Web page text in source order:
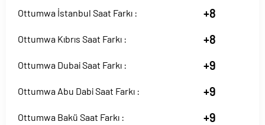
Ottumwa İstanbul Saat Farkı : +8
Ottumwa Kıbrıs Saat Farkı : +8
Ottumwa Dubai Saat Farkı : +9
Ottumwa Abu Dabi Saat Farkı : +9
Ottumwa Bakü Saat Farkı : +9